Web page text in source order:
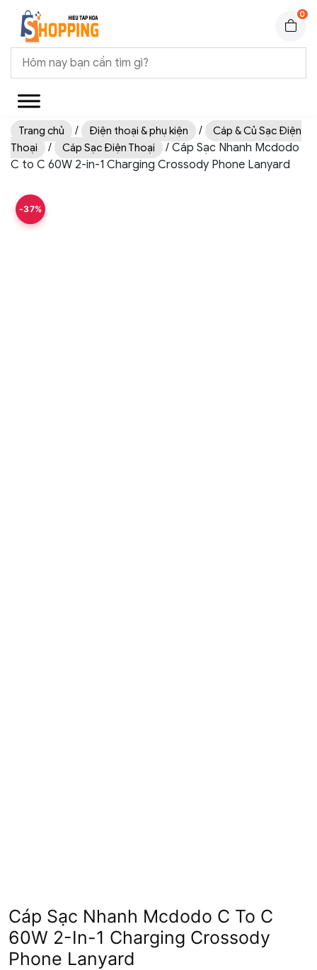
0
Trang chủ / Điện thoại & phụ kiện /
Cáp & Củ Sạc Điện
Thoại
/ Cáp Sạc Điện Thoại
/ Cáp Sạc Nhanh Mcdodo
C to C 60W 2-in-1 Charging Crossody Phone Lanyard
-37%
Cáp Sạc Nhanh Mcdodo C To C
60W 2-In-1 Charging Crossody
Phone Lanyard